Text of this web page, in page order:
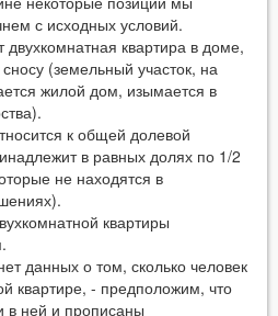
с исходных условий.
квартира в доме,
(земельный участок, на
жилой дом, изымается в
к общей долевой
в равных долях по 1/2
не находятся в
квартиры
данных о том, сколько человек
квартире, - предположим, что
в ней и прописаны